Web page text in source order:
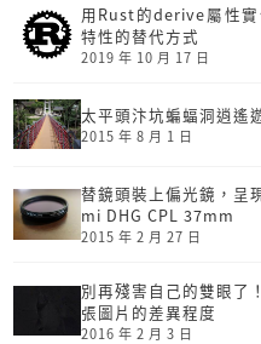
用Rust的derive屬性
特性的替代方式
2019 年 10 月 17 日
太平頭汴坑蝙蝠洞逍遙
2015 年 8 月 1 日
替鏡頭裝上偏光鏡，呈
mi DHG CPL 37mm
2015 年 2 月 27 日
別再殘害自己的雙眼
張圖片的差異程度
2016 年 2 月 3 日